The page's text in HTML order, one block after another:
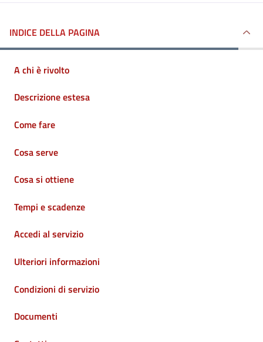
INDICE DELLA PAGINA
A chi è rivolto
Descrizione estesa
Come fare
Cosa serve
Cosa si ottiene
Tempi e scadenze
Accedi al servizio
Ulteriori informazioni
Condizioni di servizio
Documenti